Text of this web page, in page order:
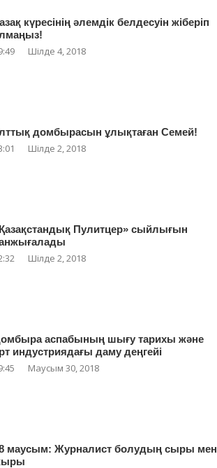
күресінің әлемдік белдесуін жіберіп
Шілде 4, 2018
домбырасын ұлықтаған Семей!
Шілде 2, 2018
Пулитцер» сыйлығын
Шілде 2, 2018
аспабының шығу тарихы және
индустриядағы даму деңгейі
Маусым 30, 2018
маусым: Журналист болудың сыры мен